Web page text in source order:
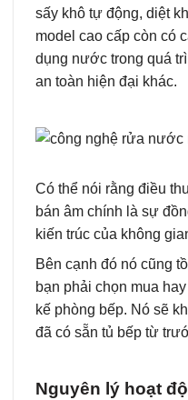
sấy khô tự động, diệt
model cao cấp còn có
dụng nước trong quá
an toàn hiện đại khác.
Có thể nói rằng điều
bán âm chính là sự
kiến trúc của không
Bên cạnh đó nó cũng
bạn phải chọn mua
kế phòng bếp. Nó sẽ
đã có sẵn tủ bếp từ
Nguyên lý hoạt